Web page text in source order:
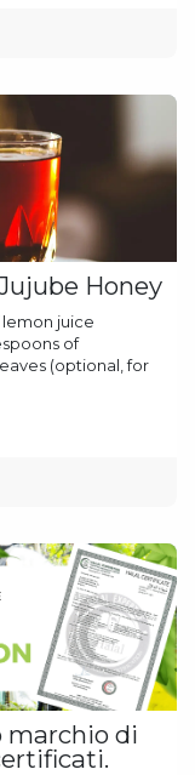
Honey
lemon juice
of
(optional, for
marchio di